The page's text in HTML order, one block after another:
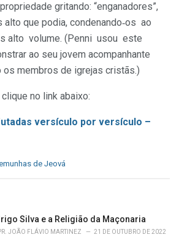
gritando: “enganadores”,
alto que podia, condenando‑os ao
alto volume. (Penni usou este
ao seu jovem acompanhante
os membros de igrejas cristãs.)
no link abaixo:
versículo por versículo –
de Jeová
Silva e a Religião da Maçonaria
JOÃO FLÁVIO MARTINEZ 21 DE OUTUBRO DE 2022